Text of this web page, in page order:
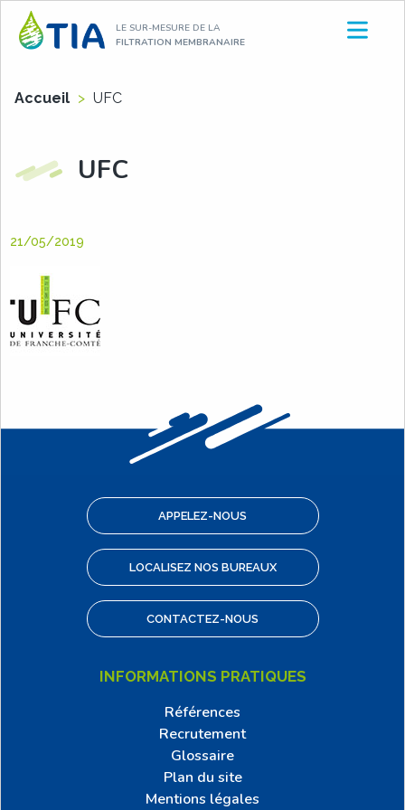
Aller
contenu
LE SUR-MESURE DE LA
FILTRATION MEMBRANAIRE
Accueil > UFC
UFC
21/05/2019
APPELEZ-NOUS
LOCALISEZ NOS BUREAUX
CONTACTEZ-NOUS
INFORMATIONS PRATIQUES
Références
Recrutement
Glossaire
Plan du site
Mentions légales